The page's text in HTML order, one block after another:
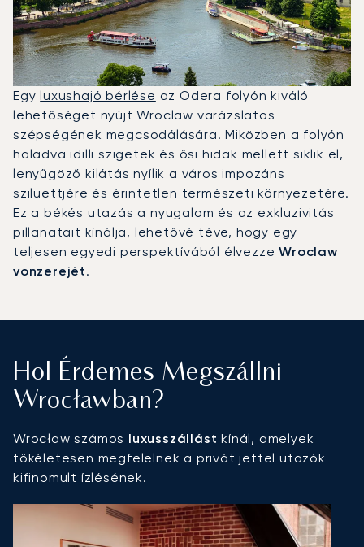
Egyluxushajó bérlése az Odera folyón kiváló
lehetőséget nyújt Wroclaw varázslatos
szépségének megcsodálására. Miközben a folyón
haladva idilli szigetek és ősi hidak mellett siklik el,
lenyűgöző kilátás nyílik a város impozáns
sziluettjére és érintetlen természeti környezetére.
Ez a békés utazás a nyugalom és az exkluzivitás
pillanatait kínálja, lehetővé téve, hogy egy
teljesen egyedi perspektívából élvezzeWroclaw
vonzerejét.
Hol Érdemes Megszállni
Wrocławban?
Wrocław számos luxusszállást kínál, amelyek
tökéletesen megfelelnek a privát jettel utazók
kifinomult ízlésének.